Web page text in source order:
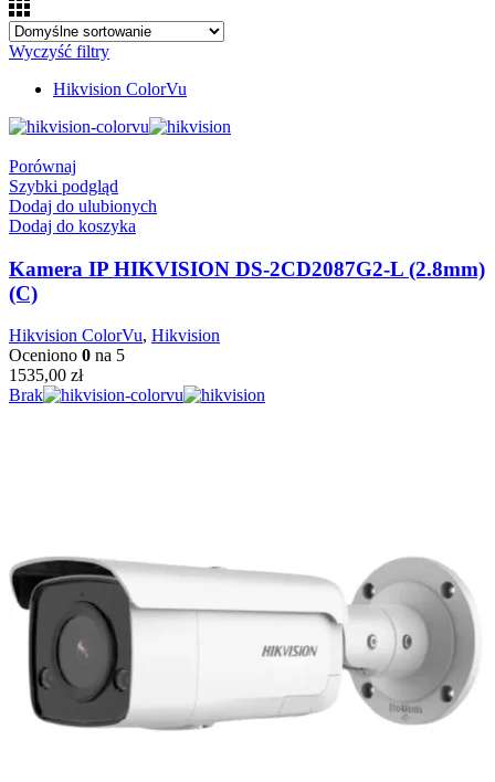
Wyczyść filtry
Hikvision ColorVu
Porównaj
Szybki podgląd
Dodaj do ulubionych
Dodaj do koszyka
Kamera IP HIKVISION DS-2CD2087G2-L (2.8mm)
(C)
Hikvision ColorVu, Hikvision
Oceniono 0 na 5
1535,00 zł
Brak